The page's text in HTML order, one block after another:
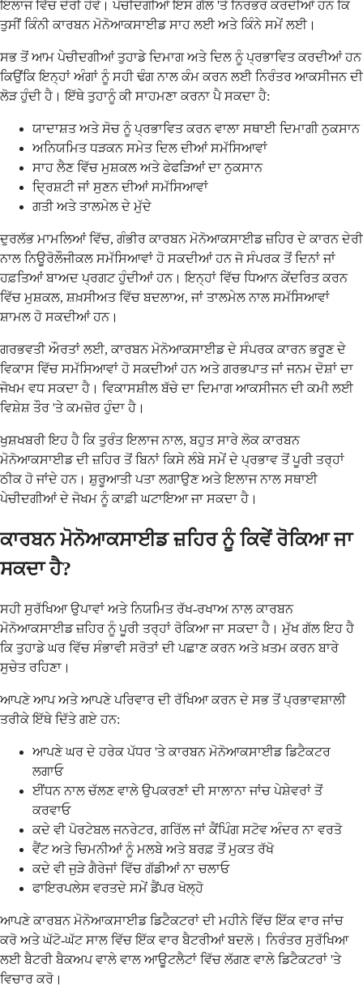
ਇਲਾਜ ਵਿੱਚ ਦੇਰੀ ਹੋਵੇ। ਪੇਚੀਦਗੀਆਂ ਇਸ ਗੱਲ 'ਤੇ ਨਿਰਭਰ ਕਰਦੀਆਂ ਹਨ ਕਿ
ਤੁਸੀਂ ਕਿੰਨੀ ਕਾਰਬਨ ਮੋਨੋਆਕਸਾਈਡ ਸਾਹ ਲਈ ਅਤੇ ਕਿੰਨੇ ਸਮੇਂ ਲਈ।
ਸਭ ਤੋਂ ਆਮ ਪੇਚੀਦਗੀਆਂ ਤੁਹਾਡੇ ਦਿਮਾਗ ਅਤੇ ਦਿਲ ਨੂੰ ਪ੍ਰਭਾਵਿਤ ਕਰਦੀਆਂ ਹਨ
ਕਿਉਂਕਿ ਇਨ੍ਹਾਂ ਅੰਗਾਂ ਨੂੰ ਸਹੀ ਢੰਗ ਨਾਲ ਕੰਮ ਕਰਨ ਲਈ ਨਿਰੰਤਰ ਆਕਸੀਜਨ ਦੀ
ਲੋੜ ਹੁੰਦੀ ਹੈ। ਇੱਥੇ ਤੁਹਾਨੂੰ ਕੀ ਸਾਹਮਣਾ ਕਰਨਾ ਪੈ ਸਕਦਾ ਹੈ:
ਯਾਦਾਸ਼ਤ ਅਤੇ ਸੋਚ ਨੂੰ ਪ੍ਰਭਾਵਿਤ ਕਰਨ ਵਾਲਾ ਸਥਾਈ ਦਿਮਾਗੀ ਨੁਕਸਾਨ
ਅਨਿਯਮਿਤ ਧੜਕਨ ਸਮੇਤ ਦਿਲ ਦੀਆਂ ਸਮੱਸਿਆਵਾਂ
ਸਾਹ ਲੈਣ ਵਿੱਚ ਮੁਸ਼ਕਲ ਅਤੇ ਫੇਫੜਿਆਂ ਦਾ ਨੁਕਸਾਨ
ਦ੍ਰਿਸ਼ਟੀ ਜਾਂ ਸੁਣਨ ਦੀਆਂ ਸਮੱਸਿਆਵਾਂ
ਗਤੀ ਅਤੇ ਤਾਲਮੇਲ ਦੇ ਮੁੱਦੇ
ਦੁਰਲੱਭ ਮਾਮਲਿਆਂ ਵਿੱਚ, ਗੰਭੀਰ ਕਾਰਬਨ ਮੋਨੋਆਕਸਾਈਡ ਜ਼ਹਿਰ ਦੇ ਕਾਰਨ ਦੇਰੀ
ਨਾਲ ਨਿਊਰੋਲੌਜੀਕਲ ਸਮੱਸਿਆਵਾਂ ਹੋ ਸਕਦੀਆਂ ਹਨ ਜੋ ਸੰਪਰਕ ਤੋਂ ਦਿਨਾਂ ਜਾਂ
ਹਫ਼ਤਿਆਂ ਬਾਅਦ ਪ੍ਰਗਟ ਹੁੰਦੀਆਂ ਹਨ। ਇਨ੍ਹਾਂ ਵਿੱਚ ਧਿਆਨ ਕੇਂਦਰਿਤ ਕਰਨ
ਵਿੱਚ ਮੁਸ਼ਕਲ, ਸ਼ਖ਼ਸੀਅਤ ਵਿੱਚ ਬਦਲਾਅ, ਜਾਂ ਤਾਲਮੇਲ ਨਾਲ ਸਮੱਸਿਆਵਾਂ
ਸ਼ਾਮਲ ਹੋ ਸਕਦੀਆਂ ਹਨ।
ਗਰਭਵਤੀ ਔਰਤਾਂ ਲਈ, ਕਾਰਬਨ ਮੋਨੋਆਕਸਾਈਡ ਦੇ ਸੰਪਰਕ ਕਾਰਨ ਭਰੂਣ ਦੇ
ਵਿਕਾਸ ਵਿੱਚ ਸਮੱਸਿਆਵਾਂ ਹੋ ਸਕਦੀਆਂ ਹਨ ਅਤੇ ਗਰਭਪਾਤ ਜਾਂ ਜਨਮ ਦੋਸ਼ਾਂ ਦਾ
ਜੋਖਮ ਵਧ ਸਕਦਾ ਹੈ। ਵਿਕਾਸਸ਼ੀਲ ਬੱਚੇ ਦਾ ਦਿਮਾਗ ਆਕਸੀਜਨ ਦੀ ਕਮੀ ਲਈ
ਵਿਸ਼ੇਸ਼ ਤੌਰ 'ਤੇ ਕਮਜ਼ੋਰ ਹੁੰਦਾ ਹੈ।
ਖੁਸ਼ਖਬਰੀ ਇਹ ਹੈ ਕਿ ਤੁਰੰਤ ਇਲਾਜ ਨਾਲ, ਬਹੁਤ ਸਾਰੇ ਲੋਕ ਕਾਰਬਨ
ਮੋਨੋਆਕਸਾਈਡ ਦੀ ਜ਼ਹਿਰ ਤੋਂ ਬਿਨਾਂ ਕਿਸੇ ਲੰਬੇ ਸਮੇਂ ਦੇ ਪ੍ਰਭਾਵ ਤੋਂ ਪੂਰੀ ਤਰ੍ਹਾਂ
ਠੀਕ ਹੋ ਜਾਂਦੇ ਹਨ। ਸ਼ੁਰੂਆਤੀ ਪਤਾ ਲਗਾਉਣ ਅਤੇ ਇਲਾਜ ਨਾਲ ਸਥਾਈ
ਪੇਚੀਦਗੀਆਂ ਦੇ ਜੋਖਮ ਨੂੰ ਕਾਫ਼ੀ ਘਟਾਇਆ ਜਾ ਸਕਦਾ ਹੈ।
ਕਾਰਬਨ ਮੋਨੋਆਕਸਾਈਡ ਜ਼ਹਿਰ ਨੂੰ ਕਿਵੇਂ ਰੋਕਿਆ ਜਾ
ਸਕਦਾ ਹੈ?
ਸਹੀ ਸੁਰੱਖਿਆ ਉਪਾਵਾਂ ਅਤੇ ਨਿਯਮਿਤ ਰੱਖ-ਰਖਾਅ ਨਾਲ ਕਾਰਬਨ
ਮੋਨੋਆਕਸਾਈਡ ਜ਼ਹਿਰ ਨੂੰ ਪੂਰੀ ਤਰ੍ਹਾਂ ਰੋਕਿਆ ਜਾ ਸਕਦਾ ਹੈ। ਮੁੱਖ ਗੱਲ ਇਹ ਹੈ
ਕਿ ਤੁਹਾਡੇ ਘਰ ਵਿੱਚ ਸੰਭਾਵੀ ਸਰੋਤਾਂ ਦੀ ਪਛਾਣ ਕਰਨ ਅਤੇ ਖ਼ਤਮ ਕਰਨ ਬਾਰੇ
ਸੁਚੇਤ ਰਹਿਣਾ।
ਆਪਣੇ ਆਪ ਅਤੇ ਆਪਣੇ ਪਰਿਵਾਰ ਦੀ ਰੱਖਿਆ ਕਰਨ ਦੇ ਸਭ ਤੋਂ ਪ੍ਰਭਾਵਸ਼ਾਲੀ
ਤਰੀਕੇ ਇੱਥੇ ਦਿੱਤੇ ਗਏ ਹਨ:
ਆਪਣੇ ਘਰ ਦੇ ਹਰੇਕ ਪੱਧਰ 'ਤੇ ਕਾਰਬਨ ਮੋਨੋਆਕਸਾਈਡ ਡਿਟੈਕਟਰ
ਲਗਾਓ
ਈਂਧਨ ਨਾਲ ਚੱਲਣ ਵਾਲੇ ਉਪਕਰਣਾਂ ਦੀ ਸਾਲਾਨਾ ਜਾਂਚ ਪੇਸ਼ੇਵਰਾਂ ਤੋਂ
ਕਰਵਾਓ
ਕਦੇ ਵੀ ਪੋਰਟੇਬਲ ਜਨਰੇਟਰ, ਗਰਿੱਲ ਜਾਂ ਕੈਂਪਿੰਗ ਸਟੋਵ ਅੰਦਰ ਨਾ ਵਰਤੋ
ਵੈਂਟ ਅਤੇ ਚਿਮਨੀਆਂ ਨੂੰ ਮਲਬੇ ਅਤੇ ਬਰਫ਼ ਤੋਂ ਮੁਕਤ ਰੱਖੋ
ਕਦੇ ਵੀ ਜੁੜੇ ਗੈਰੇਜਾਂ ਵਿੱਚ ਗੱਡੀਆਂ ਨਾ ਚਲਾਓ
ਫਾਇਰਪਲੇਸ ਵਰਤਦੇ ਸਮੇਂ ਡੈਂਪਰ ਖੋਲ੍ਹੋ
ਆਪਣੇ ਕਾਰਬਨ ਮੋਨੋਆਕਸਾਈਡ ਡਿਟੈਕਟਰਾਂ ਦੀ ਮਹੀਨੇ ਵਿੱਚ ਇੱਕ ਵਾਰ ਜਾਂਚ
ਕਰੋ ਅਤੇ ਘੱਟੋ-ਘੱਟ ਸਾਲ ਵਿੱਚ ਇੱਕ ਵਾਰ ਬੈਟਰੀਆਂ ਬਦਲੋ। ਨਿਰੰਤਰ ਸੁਰੱਖਿਆ
ਲਈ ਬੈਟਰੀ ਬੈਕਅਪ ਵਾਲੇ ਵਾਲ ਆਊਟਲੈਟਾਂ ਵਿੱਚ ਲੱਗਣ ਵਾਲੇ ਡਿਟੈਕਟਰਾਂ 'ਤੇ
ਵਿਚਾਰ ਕਰੋ।